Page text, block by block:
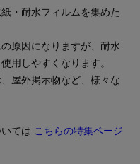
・耐水フィルムを集めた
原因になりますが、耐水
用しやすくなります。
屋外掲示物など、様々な
ては こちらの特集ページ